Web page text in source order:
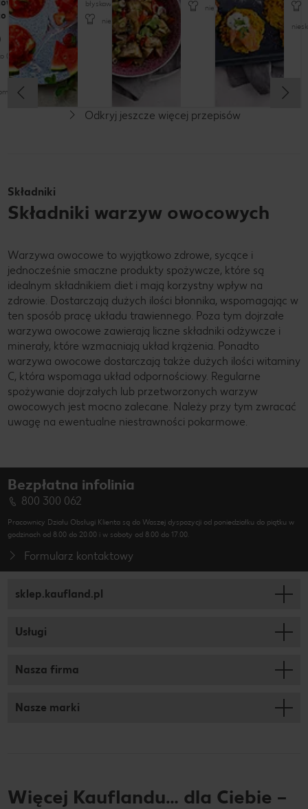
(do 30 minut)
błyskawicznie (do 15 minut)
nieskomplikowany
nieskomplikowany
Odkryj jeszcze więcej przepisów
Składniki
Składniki warzyw owocowych
Warzywa owocowe to wyjątkowo zdrowe, sycące i
jednocześnie smaczne produkty spożywcze, które są
idealnym składnikiem diet i mają korzystny wpływ na
zdrowie. Dostarczają dużych ilości błonnika, wspomagając w
ten sposób pracę układu trawiennego. Poza tym dojrzałe
warzywa owocowe zawierają liczne składniki odżywcze i
minerały, które wzmacniają układ krążenia. Ponadto
warzywa owocowe dostarczają także dużych ilości witaminy
C, która wspomaga układ odpornościowy. Regularne
spożywanie dojrzałych lub przetworzonych warzyw
owocowych jest mocno zalecane. Należy przy tym zwracać
uwagę na ewentualne niestrawności pokarmowe.
Bezpłatna infolinia
800 300 062
Pracownicy Działu Obsługi Klienta są do Waszej dyspozycji od poniedziałku do piątku w
godzinach od 8.00 do 20.00 i w soboty od 8.00 do 17.00.
Formularz kontaktowy
sklep.kaufland.pl
Usługi
Nasza firma
Nasze marki
Więcej Kauflandu… dla Ciebie –